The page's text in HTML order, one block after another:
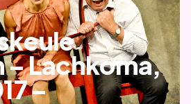
– Lachkoma,
–